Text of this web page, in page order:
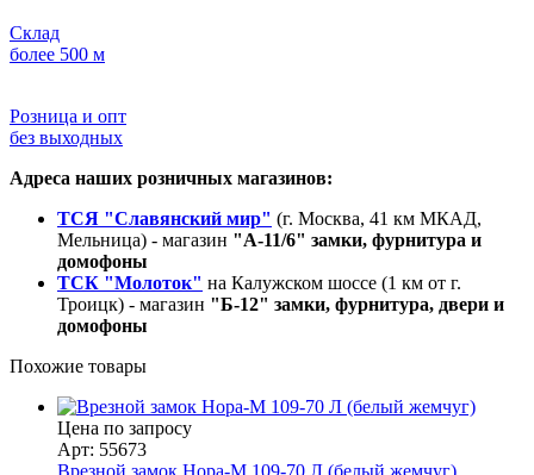
Склад
более 500 м
Розница и опт
без выходных
Адреса наших розничных магазинов:
ТСЯ "Славянский мир" (г. Москва, 41 км МКАД,
Мельница) - магазин "А-11/6" замки, фурнитура и
домофоны
ТСК "Молоток" на Калужском шоссе (1 км от г.
Троицк) - магазин "Б-12" замки, фурнитура, двери и
домофоны
Похожие товары
Цена по запросу
Арт: 55673
Врезной замок Нора-М 109-70 Л (белый жемчуг)